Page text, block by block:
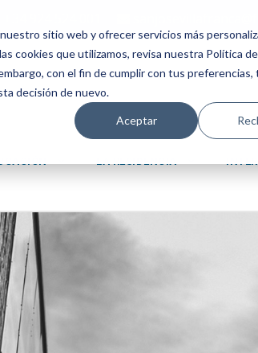
sitio web y ofrecer servicios más
cookies que utilizamos, revisa nuestra Política
con el fin de cumplir con tus preferencias,
decisión de nuevo.
Aceptar